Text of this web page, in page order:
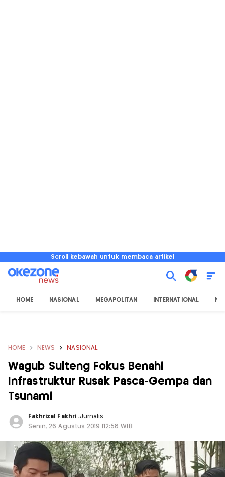
Scroll kebawah untuk membaca artikel
HOME NASIONAL MEGAPOLITAN INTERNATIONAL
HOME NEWS NASIONAL
Wagub Sulteng Fokus Benahi
Infrastruktur Rusak Pasca-Gempa dan
Tsunami
Fakhrizal Fakhri ,Jurnalis
Senin, 26 Agustus 2019 |12:58 WIB